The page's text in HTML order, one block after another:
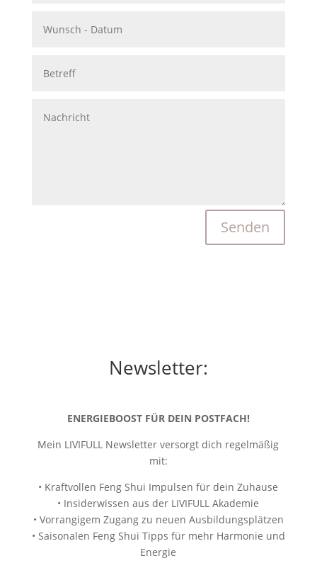
Senden
Newsletter:
ENERGIEBOOST FÜR DEIN POSTFACH!
Mein LIVIFULL Newsletter versorgt dich regelmäßig
mit:
• Kraftvollen Feng Shui Impulsen für dein Zuhause
• Insiderwissen aus der LIVIFULL Akademie
• Vorrangigem Zugang zu neuen Ausbildungsplätzen
• Saisonalen Feng Shui Tipps für mehr Harmonie und
Energie